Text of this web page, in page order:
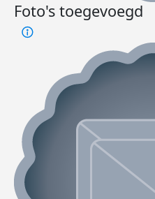
Foto's toegevoegd